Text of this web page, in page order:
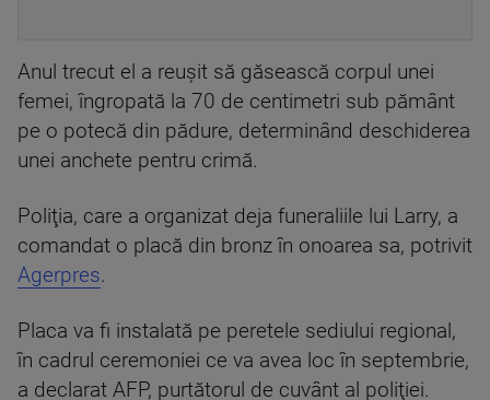
Anul trecut el a reuşit să găsească corpul unei
femei, îngropată la 70 de centimetri sub pământ
pe o potecă din pădure, determinând deschiderea
unei anchete pentru crimă.
Poliţia, care a organizat deja funeraliile lui Larry, a
comandat o placă din bronz în onoarea sa, potrivit
Agerpres.
Placa va fi instalată pe peretele sediului regional,
în cadrul ceremoniei ce va avea loc în septembrie,
a declarat AFP, purtătorul de cuvânt al poliţiei.